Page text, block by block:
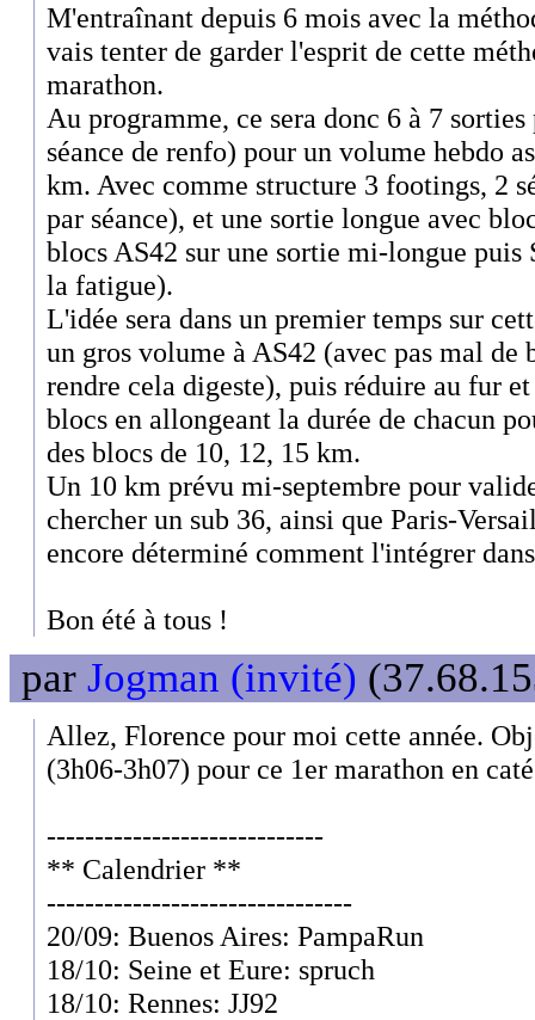
M'entraînant depuis 6 mois avec la
vais tenter de garder l'esprit de cette
marathon.
Au programme, ce sera donc 6 à 7
séance de renfo) pour un volume hebdo
km. Avec comme structure 3 footings, 2
par séance), et une sortie longue avec
blocs AS42 sur une sortie mi-longue puis
la fatigue).
L'idée sera dans un premier temps sur
un gros volume à AS42 (avec pas mal
rendre cela digeste), puis réduire au fur
blocs en allongeant la durée de chacun
des blocs de 10, 12, 15 km.
Un 10 km prévu mi-septembre pour
chercher un sub 36, ainsi que Paris-
encore déterminé comment l'intégrer
Bon été à tous !
par Jogman (invité)
Allez, Florence pour moi cette année.
(3h06-3h07) pour ce 1er marathon en
-----------------------------
** Calendrier **
--------------------------------
20/09: Buenos Aires: PampaRun
18/10: Seine et Eure: spruch
18/10: Rennes: JJ92